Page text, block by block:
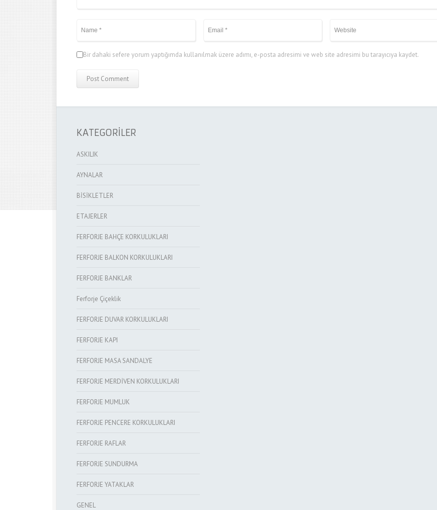
Bir dahaki sefere yorum yaptığımda kullanılmak üzere adımı, e-posta adresimi ve web site adresimi bu tarayıcıya kaydet.
KATEGORİLER
ASKILIK
AYNALAR
BİSİKLETLER
ETAJERLER
FERFORJE BAHÇE KORKULUKLARI
FERFORJE BALKON KORKULUKLARI
FERFORJE BANKLAR
Ferforje Çiçeklik
FERFORJE DUVAR KORKULUKLARI
FERFORJE KAPI
FERFORJE MASA SANDALYE
FERFORJE MERDİVEN KORKULUKLARI
FERFORJE MUMLUK
FERFORJE PENCERE KORKULUKLARI
FERFORJE RAFLAR
FERFORJE SUNDURMA
FERFORJE YATAKLAR
GENEL